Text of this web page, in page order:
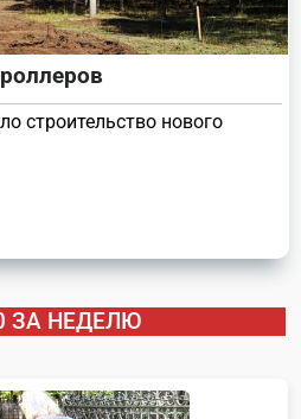
строительство нового
ЗА НЕДЕЛЮ